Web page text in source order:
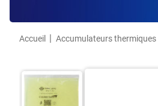
Accueil Accumulateurs thermiques